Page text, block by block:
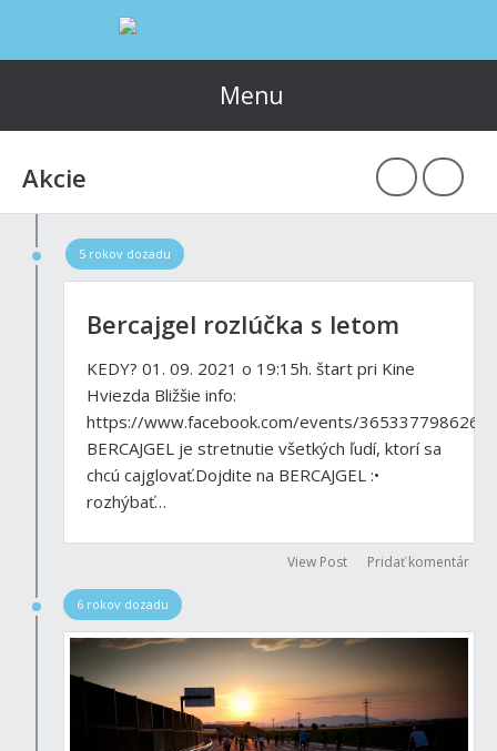
Menu
Akcie
5 rokov dozadu
Bercajgel rozlúčka s letom
KEDY? 01. 09. 2021 o 19:15h. štart pri Kine
Hviezda Bližšie info:
https://www.facebook.com/events/
BERCAJGEL je stretnutie všetkých ľudí, ktorí sa
chcú cajglovať.Dojdite na BERCAJGEL :•
rozhýbať…
View Post Pridať komentár
6 rokov dozadu